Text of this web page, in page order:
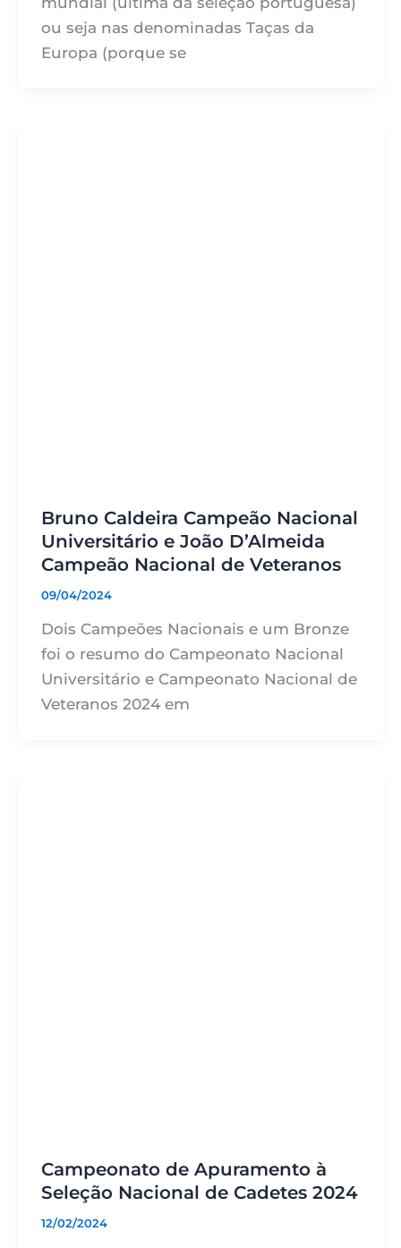
ou seja nas denominadas Taças da
Europa (porque se
Bruno Caldeira Campeão Nacional
Universitário e João D’Almeida
Campeão Nacional de Veteranos
09/04/2024
Dois Campeões Nacionais e um Bronze
foi o resumo do Campeonato Nacional
Universitário e Campeonato Nacional de
Veteranos 2024 em
Campeonato de Apuramento à
Seleção Nacional de Cadetes 2024
12/02/2024